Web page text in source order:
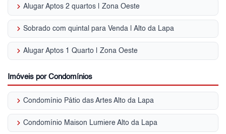
keyboard_arrow_right Alugar Aptos 2 quartos | Zona Oeste
keyboard_arrow_right Sobrado com quintal para Venda | Alto da Lapa
keyboard_arrow_right Alugar Aptos 1 Quarto | Zona Oeste
Imóveis por Condomínios
keyboard_arrow_right Condomínio Pátio das Artes Alto da Lapa
keyboard_arrow_right Condomínio Maison Lumiere Alto da Lapa